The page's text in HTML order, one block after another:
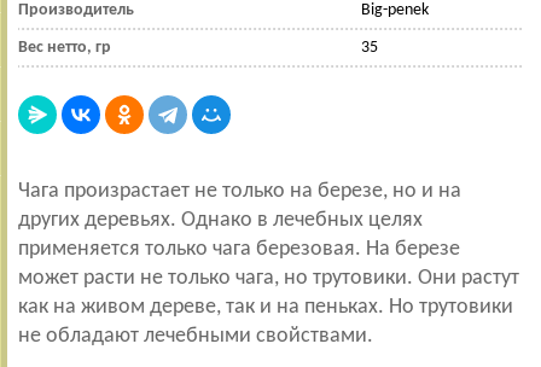
Производитель Big-penek
Вес нетто, гр 35
Чага произрастает не только на березе, но и на
других деревьях. Однако в лечебных целях
применяется только чага березовая. На березе
может расти не только чага, но трутовики. Они растут
как на живом дереве, так и на пеньках. Но трутовики
не обладают лечебными свойствами.